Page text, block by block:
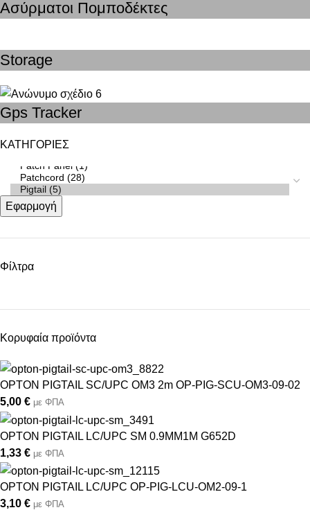
Ασύρματοι Πομποδέκτες
Storage
Gps Tracker
ΚΑΤΗΓΟΡΙΕΣ
Εφαρμογή
Φίλτρα
Κορυφαία προϊόντα
OPTON PIGTAIL SC/UPC OM3 2m OP-PIG-SCU-OM3-09-02
5,00 € με ΦΠΑ
OPTON PIGTAIL LC/UPC SM 0.9MM1M G652D
1,33 € με ΦΠΑ
OPTON PIGTAIL LC/UPC OP-PIG-LCU-OM2-09-1
3,10 € με ΦΠΑ